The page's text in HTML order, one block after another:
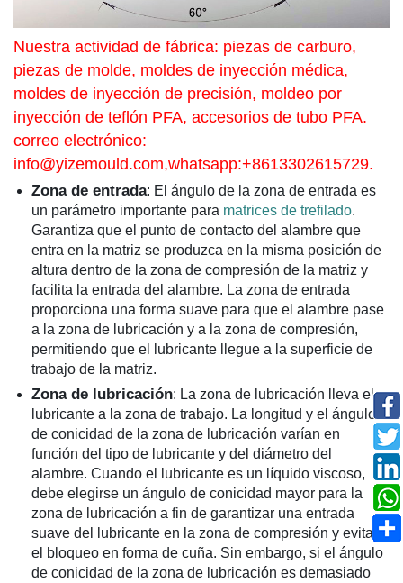
Nuestra actividad de fábrica: piezas de carburo,
piezas de molde, moldes de inyección médica,
moldes de inyección de precisión, moldeo por
inyección de teflón PFA, accesorios de tubo PFA.
correo electrónico:
info@yizemould.com,whatsapp:+8613302615729.
Zona de entrada: El ángulo de la zona de entrada es
un parámetro importante para matrices de trefilado.
Garantiza que el punto de contacto del alambre que
entra en la matriz se produzca en la misma posición de
altura dentro de la zona de compresión de la matriz y
facilita la entrada del alambre. La zona de entrada
proporciona una forma suave para que el alambre pase
a la zona de lubricación y a la zona de compresión,
permitiendo que el lubricante llegue a la superficie de
trabajo de la matriz.
Zona de lubricación: La zona de lubricación lleva el
lubricante a la zona de trabajo. La longitud y el ángulo
de conicidad de la zona de lubricación varían en
función del tipo de lubricante y del diámetro del
alambre. Cuando el lubricante es un líquido viscoso,
debe elegirse un ángulo de conicidad mayor para la
zona de lubricación a fin de garantizar una entrada
suave del lubricante en la zona de compresión y evitar
el bloqueo en forma de cuña. Sin embargo, si el ángulo
de conicidad de la zona de lubricación es demasiado